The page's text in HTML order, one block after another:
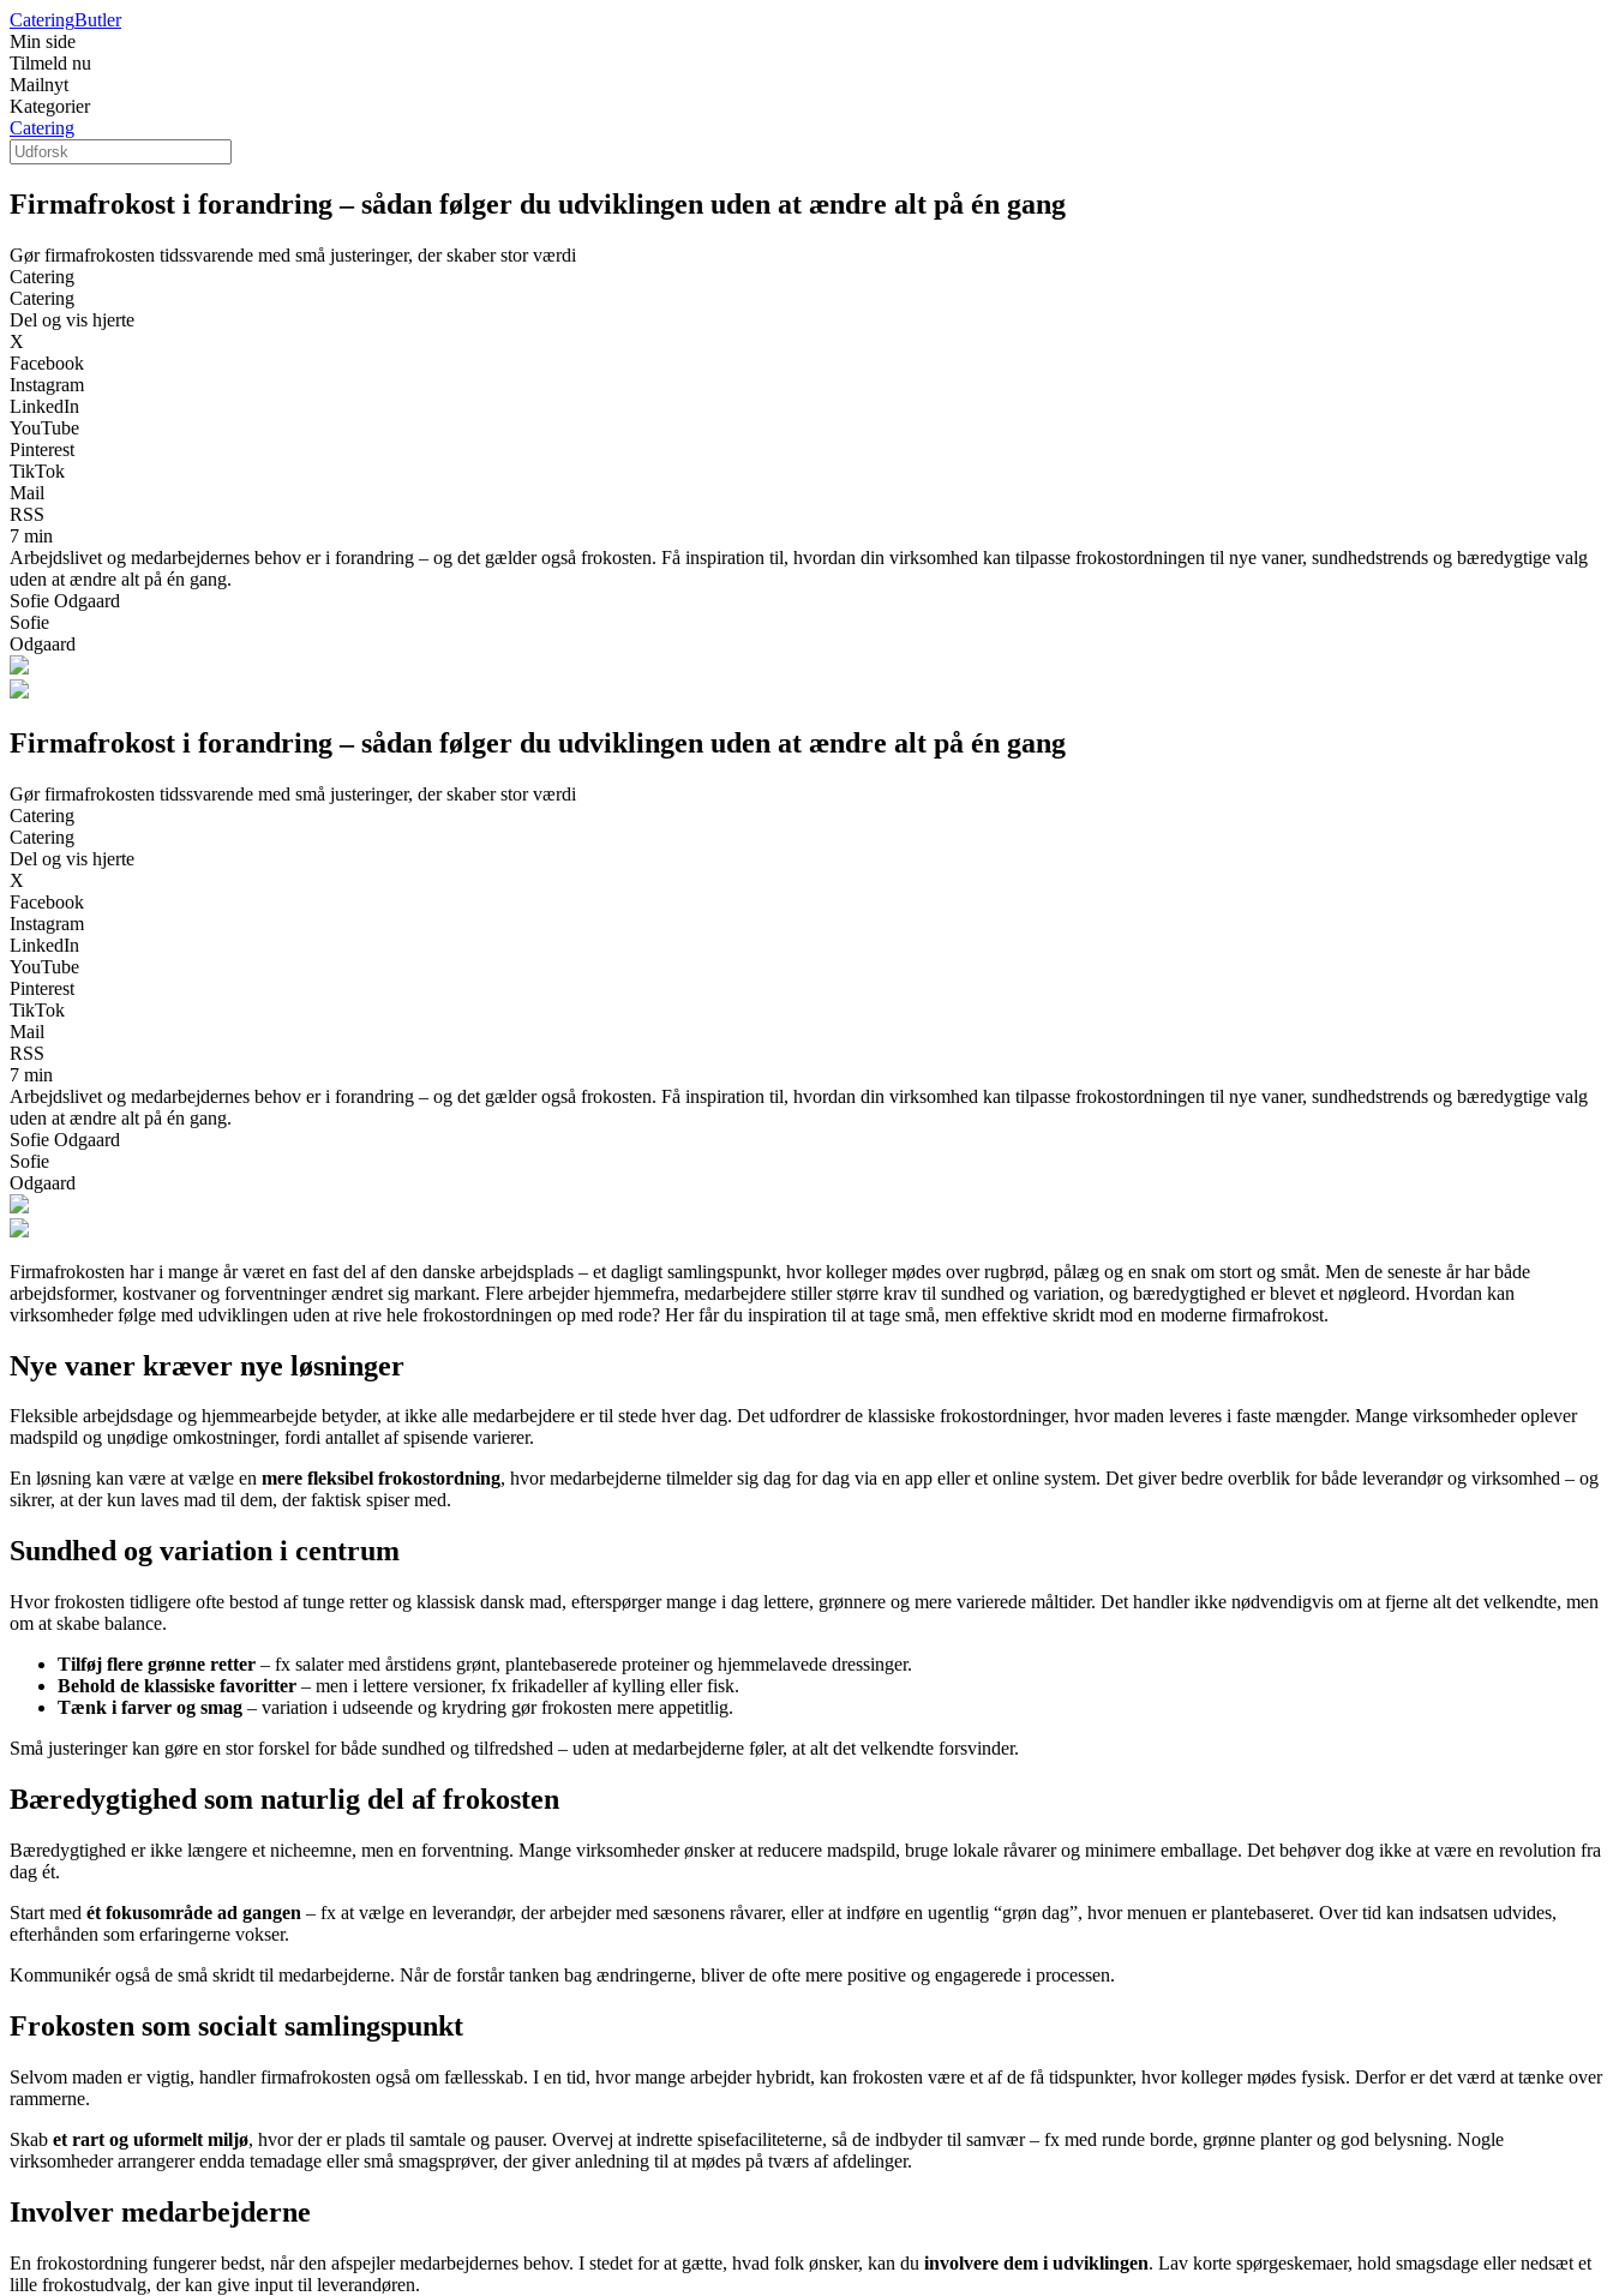
CateringButler
Min side
Tilmeld nu
Mailnyt
Kategorier
Catering
Firmafrokost i forandring – sådan følger du udviklingen uden at ændre alt på én gang
Gør firmafrokosten tidssvarende med små justeringer, der skaber stor værdi
Catering
Catering
Del og vis hjerte
X
Facebook
Instagram
LinkedIn
YouTube
Pinterest
TikTok
Mail
RSS
7 min
Arbejdslivet og medarbejdernes behov er i forandring – og det gælder også frokosten. Få inspiration til, hvordan din virksomhed kan tilpasse frokostordningen til nye vaner, sundhedstrends og bæredygtige valg
uden at ændre alt på én gang.
Sofie Odgaard
Sofie
Odgaard
Firmafrokost i forandring – sådan følger du udviklingen uden at ændre alt på én gang
Gør firmafrokosten tidssvarende med små justeringer, der skaber stor værdi
Catering
Catering
Del og vis hjerte
X
Facebook
Instagram
LinkedIn
YouTube
Pinterest
TikTok
Mail
RSS
7 min
Arbejdslivet og medarbejdernes behov er i forandring – og det gælder også frokosten. Få inspiration til, hvordan din virksomhed kan tilpasse frokostordningen til nye vaner, sundhedstrends og bæredygtige valg
uden at ændre alt på én gang.
Sofie Odgaard
Sofie
Odgaard
Firmafrokosten har i mange år været en fast del af den danske arbejdsplads – et dagligt samlingspunkt, hvor kolleger mødes over rugbrød, pålæg og en snak om stort og småt. Men de seneste år har både
arbejdsformer, kostvaner og forventninger ændret sig markant. Flere arbejder hjemmefra, medarbejdere stiller større krav til sundhed og variation, og bæredygtighed er blevet et nøgleord. Hvordan kan
virksomheder følge med udviklingen uden at rive hele frokostordningen op med rode? Her får du inspiration til at tage små, men effektive skridt mod en moderne firmafrokost.
Nye vaner kræver nye løsninger
Fleksible arbejdsdage og hjemmearbejde betyder, at ikke alle medarbejdere er til stede hver dag. Det udfordrer de klassiske frokostordninger, hvor maden leveres i faste mængder. Mange virksomheder oplever
madspild og unødige omkostninger, fordi antallet af spisende varierer.
En løsning kan være at vælge en mere fleksibel frokostordning, hvor medarbejderne tilmelder sig dag for dag via en app eller et online system. Det giver bedre overblik for både leverandør og virksomhed – og
sikrer, at der kun laves mad til dem, der faktisk spiser med.
Sundhed og variation i centrum
Hvor frokosten tidligere ofte bestod af tunge retter og klassisk dansk mad, efterspørger mange i dag lettere, grønnere og mere varierede måltider. Det handler ikke nødvendigvis om at fjerne alt det velkendte, men
om at skabe balance.
Tilføj flere grønne retter – fx salater med årstidens grønt, plantebaserede proteiner og hjemmelavede dressinger.
Behold de klassiske favoritter – men i lettere versioner, fx frikadeller af kylling eller fisk.
Tænk i farver og smag – variation i udseende og krydring gør frokosten mere appetitlig.
Små justeringer kan gøre en stor forskel for både sundhed og tilfredshed – uden at medarbejderne føler, at alt det velkendte forsvinder.
Bæredygtighed som naturlig del af frokosten
Bæredygtighed er ikke længere et nicheemne, men en forventning. Mange virksomheder ønsker at reducere madspild, bruge lokale råvarer og minimere emballage. Det behøver dog ikke at være en revolution fra
dag ét.
Start med ét fokusområde ad gangen – fx at vælge en leverandør, der arbejder med sæsonens råvarer, eller at indføre en ugentlig “grøn dag”, hvor menuen er plantebaseret. Over tid kan indsatsen udvides,
efterhånden som erfaringerne vokser.
Kommunikér også de små skridt til medarbejderne. Når de forstår tanken bag ændringerne, bliver de ofte mere positive og engagerede i processen.
Frokosten som socialt samlingspunkt
Selvom maden er vigtig, handler firmafrokosten også om fællesskab. I en tid, hvor mange arbejder hybridt, kan frokosten være et af de få tidspunkter, hvor kolleger mødes fysisk. Derfor er det værd at tænke over
rammerne.
Skab et rart og uformelt miljø, hvor der er plads til samtale og pauser. Overvej at indrette spisefaciliteterne, så de indbyder til samvær – fx med runde borde, grønne planter og god belysning. Nogle
virksomheder arrangerer endda temadage eller små smagsprøver, der giver anledning til at mødes på tværs af afdelinger.
Involver medarbejderne
En frokostordning fungerer bedst, når den afspejler medarbejdernes behov. I stedet for at gætte, hvad folk ønsker, kan du involvere dem i udviklingen. Lav korte spørgeskemaer, hold smagsdage eller nedsæt et
lille frokostudvalg, der kan give input til leverandøren.